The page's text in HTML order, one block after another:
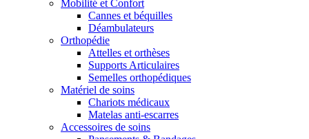
Mobilité et Confort
Cannes et béquilles
Déambulateurs
Orthopédie
Attelles et orthèses
Supports Articulaires
Semelles orthopédiques
Matériel de soins
Chariots médicaux
Matelas anti-escarres
Accessoires de soins